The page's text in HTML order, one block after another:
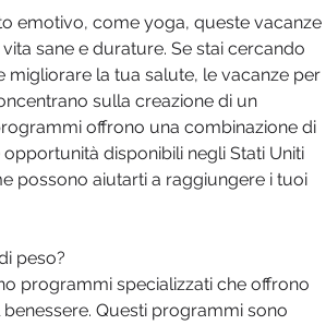
emotivo, come yoga, queste vacanze
sane e durature. Se stai cercando
la tua salute, le vacanze per
sulla creazione di un
offrono una combinazione di
disponibili negli Stati Uniti
possono aiutarti a raggiungere i tuoi
peso?
programmi specializzati che offrono
Questi programmi sono